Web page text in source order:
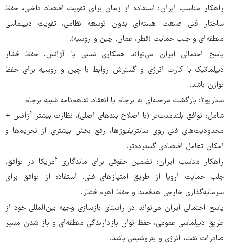
راهکار مناسب ایران: استفاده از زمان برای تقویت اقتصاد داخلی، حفظ
ساختار فنی صنعت هسته‌ای بدون توسعه نظامی، تقویت دیپلماسی
منطقه‌ای و جلب حمایت (قطر، عمان، چین و روسیه).
پاسخ احتمالی ایران می‌تواند همکاری نسبی با آژانس، حفظ فشار
دیپلماتیک با کارت انرژی و گسترش روابط با چین و روسیه برای حفظ
توازن باشد.
سناریو۲: بازگشت مرحله‌ای به برجام یا انعقاد تفاهم‌نامه شبیه برجام
شامل: توافق بلندمدت‌تر (با اصلاح بندهای اصلی)، نظارت بیشتر آژانس +
محدودیت‌های فنی روی سانتریفیوژها، رفع بخش بیشتری از تحریم‌ها و
امکان تعامل اقتصادی گسترده‌تر.
راهکار مناسب ایران: تضمین حقوقی برای ماندگاری آمریکا در توافق،
جلب حمایت اروپا از طریق امتیازهای فنی، استفاده از توافق برای
سرمایه‌گذاری خارجی هدفمند و حفظ اهرم فشار.
پاسخ احتمالی ایران می‌تواند در راستای بازسازی وجهه بین‌المللی خود از
طریق دیپلماسی عمومی، حفظ توان بازدارندگی منطقه‌ای و باز شدن مسیر
صادرات نفت، انرژی و پتروشیمی باشد.